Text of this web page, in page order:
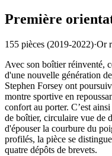
Première
155 pièces (2019-2022)·Or
Avec son boîtier réinventé,
d'une nouvelle génération
Stephen Forsey ont
montre sportive en
confort au porter. C’est
de boîtier, circulaire vue de
d'épouser la courbure du
profilés, la pièce se
quatre dépôts de brevets.